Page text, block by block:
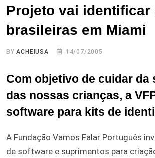
Projeto vai identificar
brasileiras em Miami
BYACHEIUSA 14/07/2005
Com objetivo de cuidar da
das nossas crianças, a
software para kits de
A Fundação Vamos Falar Português
de software e suprimentos para